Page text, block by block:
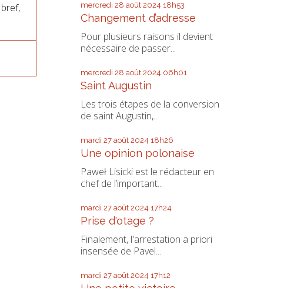
mercredi 28 août 2024 18h53
Changement d’adresse
Pour plusieurs raisons il devient
nécessaire de passer...
mercredi 28 août 2024 06h01
Saint Augustin
Les trois étapes de la conversion
de saint Augustin,...
mardi 27 août 2024 18h26
Une opinion polonaise
Paweł Lisicki est le rédacteur en
chef de l’important...
mardi 27 août 2024 17h24
Prise d'otage ?
Finalement, l'arrestation a priori
insensée de Pavel...
mardi 27 août 2024 17h12